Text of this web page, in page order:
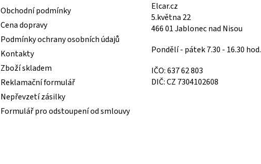
Obchodní podmínky
Cena dopravy
Podmínky ochrany osobních údajů
Kontakty
Zboží skladem
Reklamační formulář
Nepřevzetí zásilky
Formulář pro odstoupení od smlouvy
Elcar.cz
5.května 22
466 01 Jablonec nad Nisou
Pondělí - pátek 7.30 - 16.30 hod.
IČO: 637 62 803
DIČ: CZ 7304102608